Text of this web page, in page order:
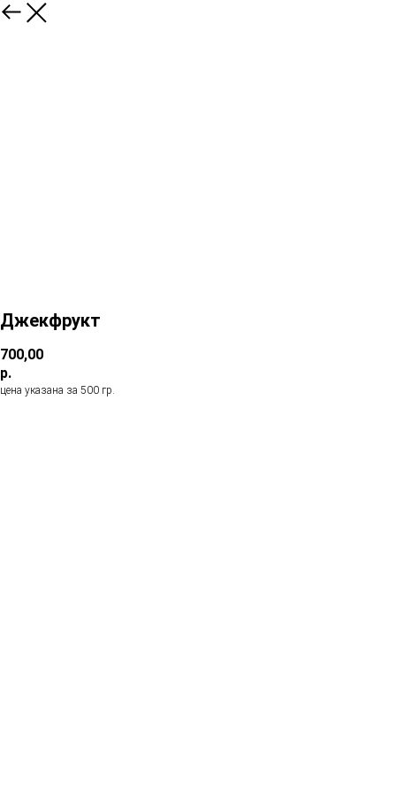
Джекфрукт
700,00
р.
цена указана за 500 гр.